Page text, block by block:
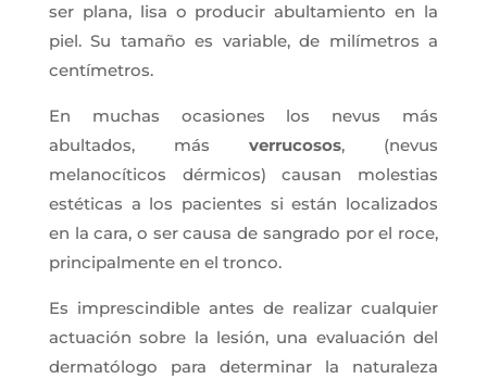
ser plana, lisa o producir abultamiento en la
piel. Su tamaño es variable, de milímetros a
centímetros.
En muchas ocasiones los nevus más
abultados, másverrucosos, (nevus
melanocíticos dérmicos) causan molestias
estéticas a los pacientes si están localizados
en la cara, o ser causa de sangrado por el roce,
principalmente en el tronco.
Es imprescindible antes de realizar cualquier
actuación sobre la lesión, una evaluación del
dermatólogo para determinar la naturaleza